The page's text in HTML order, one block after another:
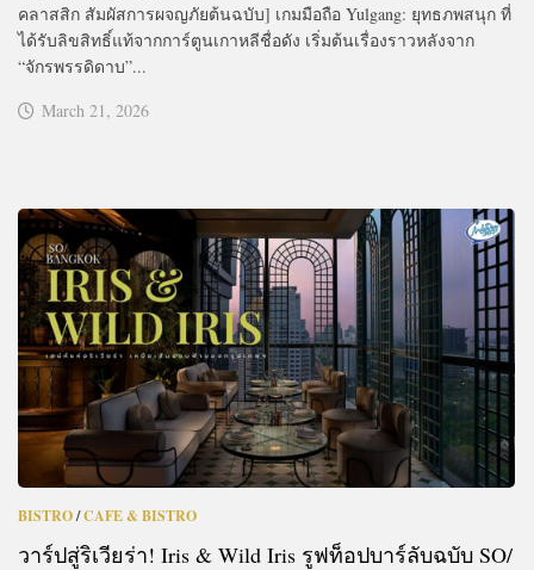
คลาสสิก สัมผัสการผจญภัยต้นฉบับ] เกมมือถือ Yulgang: ยุทธภพสนุก ที่
ได้รับลิขสิทธิ์แท้จากการ์ตูนเกาหลีชื่อดัง เริ่มต้นเรื่องราวหลังจาก
“จักรพรรดิดาบ”...
March 21, 2026
BISTRO/CAFE & BISTRO
วาร์ปสู่ริเวียร่า! Iris & Wild Iris รูฟท็อปบาร์ลับฉบับ SO/